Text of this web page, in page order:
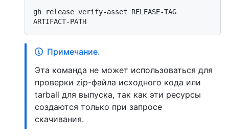
gh release verify-asset RELEASE-TAG
Примечание.
Эта команда не может использоваться для
проверки zip-файла исходного кода или
tarball для выпуска, так как эти ресурсы
создаются только при запросе
скачивания.